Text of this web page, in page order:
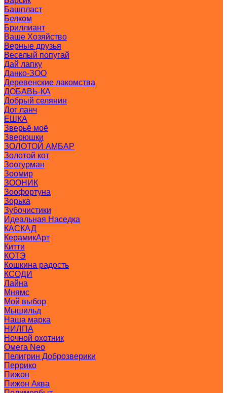
Башпласт
Белком
Бриллиант
Ваше Хозяйство
Верные друзья
Веселый попугай
Дай лапку
Данко-ЗОО
Деревенские лакомства
ДОБАВЬ-КА
Добрый селянин
Дог ланч
ЕШКА
Зверьё моё
Зверюшки
ЗОЛОТОЙ АМБАР
Золотой кот
Зоогурман
Зоомир
ЗООНИК
Зоофортуна
Зорька
Зубочистики
Идеальная Наседка
КАСКАД
КерамикАрт
Китти
КОТЭ
Кошкина радость
КСОДИ
Лайна
Мнямс
Мой выбор
Мышильд
Наша марка
НИЛПА
Ночной охотник
Омега Neo
Пелигрин Доброзверики
Перрико
Пижон
Пижон Аква